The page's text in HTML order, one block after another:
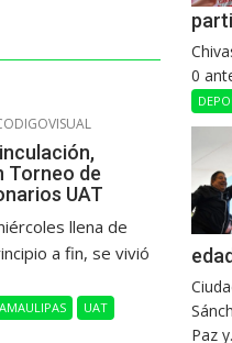
Torneo de
UAT
llena de
a fin, se vivió
UAT
0
edad
Paz